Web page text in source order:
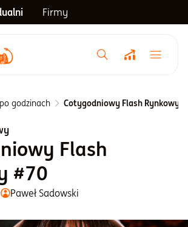
Firmy
godzinach Cotygodniowy Flash Rynkowy
Flash
#70
Paweł Sadowski